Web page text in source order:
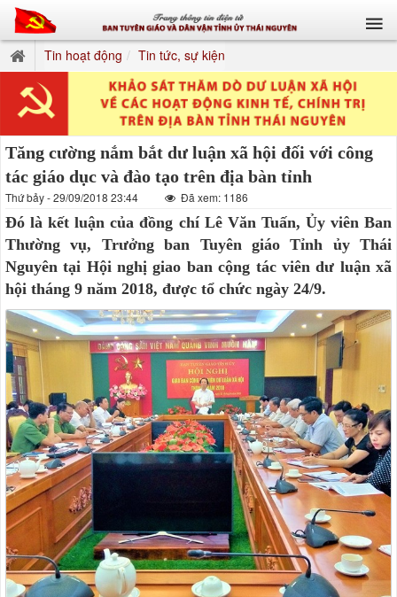
Tin hoạt động Tin tức, sự kiện
Tăng cường nắm bắt dư luận xã hội đối với công
tác giáo dục và đào tạo trên địa bàn tỉnh
Thứ bảy - 29/09/2018 23:44 Đã xem: 1186
Đó là kết luận của đồng chí Lê Văn Tuấn, Ủy viên Ban
Thường vụ, Trưởng ban Tuyên giáo Tỉnh ủy Thái
Nguyên tại Hội nghị giao ban cộng tác viên dư luận xã
hội tháng 9 năm 2018, được tổ chức ngày 24/9.